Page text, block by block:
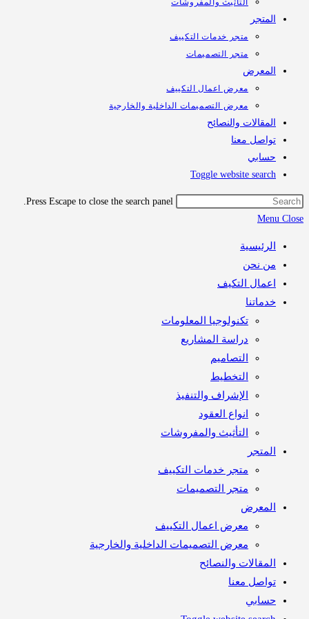
التأثيث والمفروشات
متجر خدمات التكييف
متجر التصميمات
معرض اعمال التكييف
معرض التصميمات الداخلية والخارجية
والنصائح
معنا
Toggle website
Press Escape to close the search panel.
نحن
التكيف
تكنولوجيا المعلومات
دراسة المشاريع
التصاميم
التخطيط
الإشراف والتنفيذ
انواع العقود
التأثيث والمفروشات
متجر خدمات التكييف
متجر التصميمات
معرض اعمال التكييف
معرض التصميمات الداخلية والخارجية
والنصائح
معنا